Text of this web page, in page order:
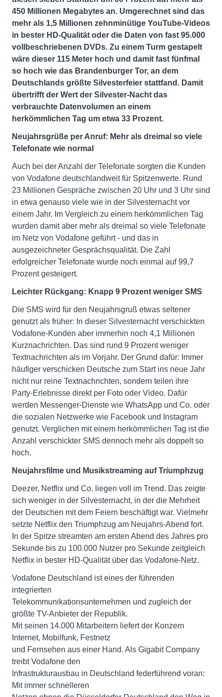
450 Millionen Megabytes an. Umgerechnet sind das
mehr als 1,5 Millionen zehnminütige YouTube-Videos
in bester HD-Qualität oder die Daten von fast 95.000
vollbeschriebenen DVDs. Zu einem Turm gestapelt
wäre dieser 115 Meter hoch und damit fast fünfmal
so hoch wie das Brandenburger Tor, an dem
Deutschlands größte Silvesterfeier stattfand. Damit
übertrifft der Wert der Silvester-Nacht das
verbrauchte Datenvolumen an einem
herkömmlichen Tag um etwa 33 Prozent.
Neujahrsgrüße per Anruf: Mehr als dreimal so viele
Telefonate wie normal
Auch bei der Anzahl der Telefonate sorgten die Kunden
von Vodafone deutschlandweit für Spitzenwerte. Rund
23 Millionen Gespräche zwischen 20 Uhr und 3 Uhr sind
in etwa genauso viele wie in der Silvesternacht vor
einem Jahr. Im Vergleich zu einem herkömmlichen Tag
wurden damit aber mehr als dreimal so viele Telefonate
im Netz von Vodafone geführt - und das in
ausgezeichneter Gesprächsqualität. Die Zahl
erfolgreicher Telefonate wurde noch einmal auf 99,7
Prozent gesteigert.
Leichter Rückgang: Knapp 9 Prozent weniger SMS
Die SMS wird für den Neujahrsgruß etwas seltener
genutzt als früher: In dieser Silvesternacht verschickten
Vodafone-Kunden aber immerhin noch 4,1 Millionen
Kurznachrichten. Das sind rund 9 Prozent weniger
Textnachrichten als im Vorjahr. Der Grund dafür: Immer
häufiger verschicken Deutsche zum Start ins neue Jahr
nicht nur reine Textnachrichten, sondern teilen ihre
Party-Erlebnisse direkt per Foto oder Video. Dafür
werden Messenger-Dienste wie WhatsApp und Co. oder
die sozialen Netzwerke wie Facebook und Instagram
genutzt. Verglichen mit einem herkömmlichen Tag ist die
Anzahl verschickter SMS dennoch mehr als doppelt so
hoch.
Neujahrsfilme und Musikstreaming auf Triumphzug
Deezer, Netflix und Co. liegen voll im Trend. Das zeigte
sich weniger in der Silvesternacht, in der die Mehrheit
der Deutschen mit dem Feiern beschäftigt war. Vielmehr
setzte Netflix den Triumphzug am Neujahrs-Abend fort.
In der Spitze streamten am ersten Abend des Jahres pro
Sekunde bis zu 100.000 Nutzer pro Sekunde zeitgleich
Netflix in bester HD-Qualität über das Vodafone-Netz.
Vodafone Deutschland ist eines der führenden
integrierten
Telekommunikationsunternehmen und zugleich der
größte TV-Anbieter der Republik.
Mit seinen 14.000 Mitarbeitern liefert der Konzern
Internet, Mobilfunk, Festnetz
und Fernsehen aus einer Hand. Als Gigabit Company
treibt Vodafone den
Infrastrukturausbau in Deutschland federführend voran:
Mit immer schnelleren